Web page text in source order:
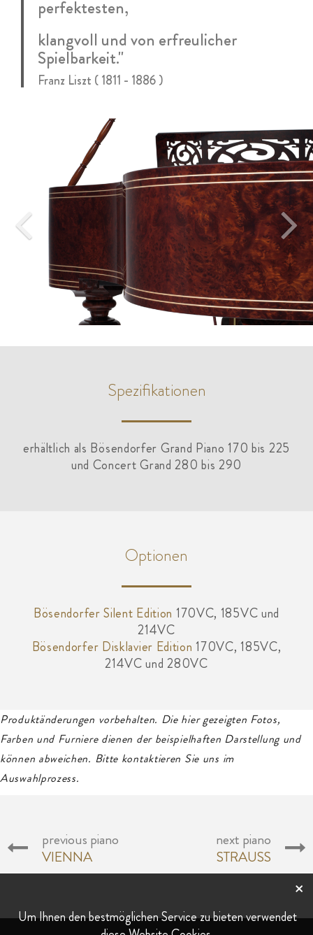
perfektesten,
klangvoll und von erfreulicher
Spielbarkeit."
Franz Liszt ( 1811 - 1886 )
Spezifikationen
erhältlich als Bösendorfer Grand Piano 170 bis 225
und Concert Grand 280 bis 290
Optionen
Bösendorfer Silent Edition 170VC, 185VC und
214VC
Bösendorfer Disklavier Edition 170VC, 185VC,
214VC und 280VC
Produktänderungen vorbehalten. Die hier gezeigten Fotos,
Farben und Furniere dienen der beispielhaften Darstellung und
können abweichen. Bitte kontaktieren Sie uns im
Auswahlprozess.
previous piano
VIENNA
next piano
STRAUSS
×
Um Ihnen den bestmöglichen Service zu bieten verwendet